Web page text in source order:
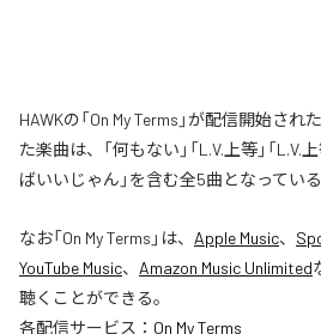
HAWKの「On My Terms」が配信開始さ
た楽曲は、「何もない」「L.V.上等」「L.V.
ばいいじゃん」を含む全5曲となっている
なお「On My Terms 」は、 Apple Music、
YouTube Music、 Amazon Music Unlimited
聴くことができる。
各配信サービス： On My Terms